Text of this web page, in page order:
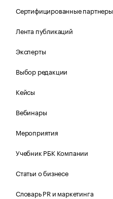
Сертифицированные партнеры
Лента публикаций
Эксперты
Выбор редакции
Кейсы
Вебинары
Мероприятия
Учебник РБК Компании
Статьи о бизнесе
Словарь PR и маркетинга